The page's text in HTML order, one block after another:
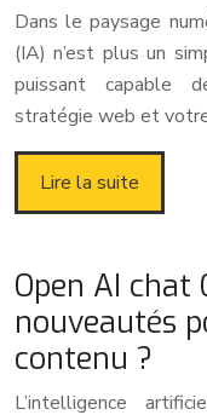
Dans le paysage
(IA) n’est plus un
puissant capable
stratégie web et
Lire la suite
Open AI chat
nouveautés
contenu ?
L’intelligence